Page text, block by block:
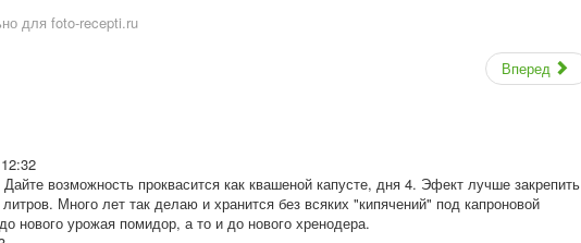
для foto-recepti.ru
Вперед
возможность проквасится как квашеной капусте, дня 4. Эфект лучше закрепить
Много лет так делаю и хранится без всяких "кипячений" под капроновой
нового урожая помидор, а то и до нового хренодера.